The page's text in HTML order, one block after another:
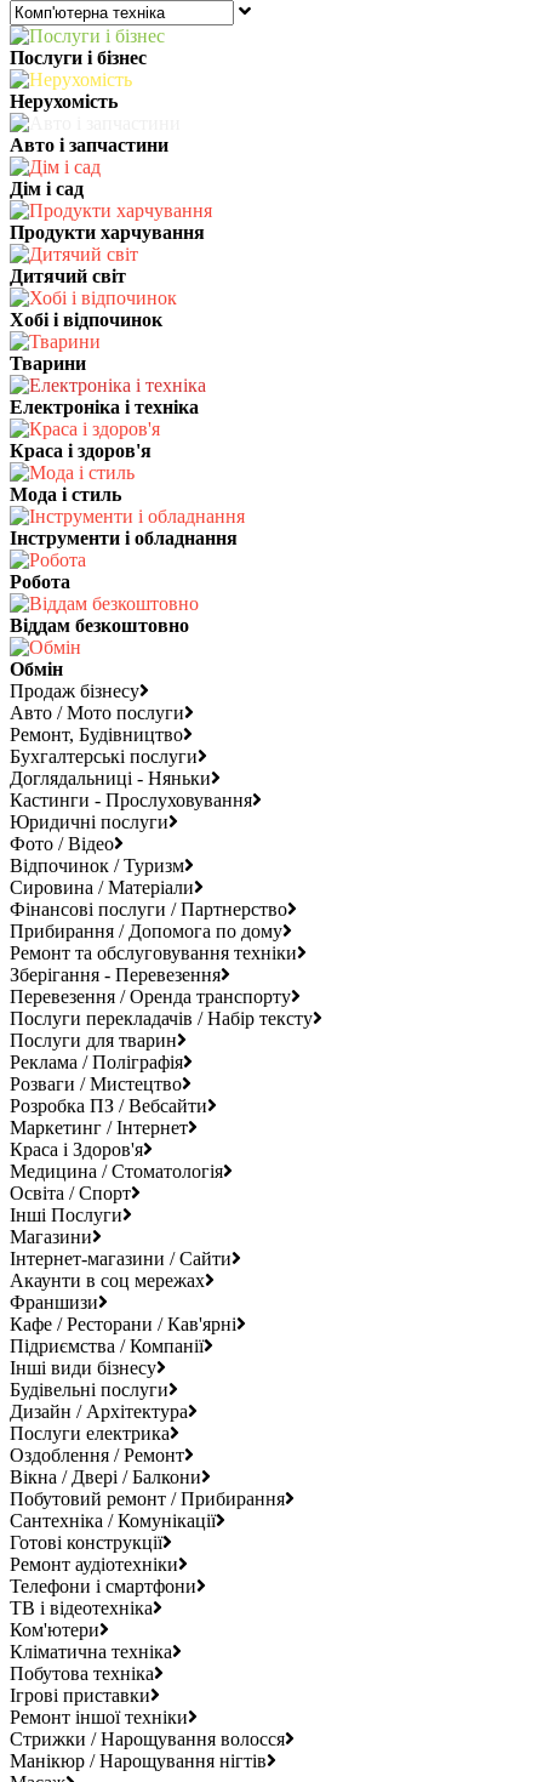
Послуги і бізнес
Нерухомість
Авто і запчастини
Дім і сад
Продукти харчування
Дитячий світ
Хобі і відпочинок
Тварини
Електроніка і техніка
Краса і здоров'я
Мода і стиль
Інструменти і обладнання
Робота
Віддам безкоштовно
Обмін
Продаж бізнесу
Авто / Мото послуги
Ремонт, Будівництво
Бухгалтерські послуги
Доглядальниці - Няньки
Кастинги - Прослуховування
Юридичні послуги
Фото / Відео
Відпочинок / Туризм
Сировина / Матеріали
Фінансові послуги / Партнерство
Прибирання / Допомога по дому
Ремонт та обслуговування техніки
Зберігання - Перевезення
Перевезення / Оренда транспорту
Послуги перекладачів / Набір тексту
Послуги для тварин
Реклама / Поліграфія
Розваги / Мистецтво
Розробка ПЗ / Вебсайти
Маркетинг / Інтернет
Краса і Здоров'я
Медицина / Стоматологія
Освіта / Спорт
Інші Послуги
Магазини
Інтернет-магазини / Сайти
Акаунти в соц мережах
Франшизи
Кафе / Ресторани / Кав'ярні
Підриємства / Компанії
Інші види бізнесу
Будівельні послуги
Дизайн / Архітектура
Послуги електрика
Оздоблення / Ремонт
Вікна / Двері / Балкони
Побутовий ремонт / Прибирання
Сантехніка / Комунікації
Готові конструкції
Ремонт аудіотехніки
Телефони і смартфони
ТВ і відеотехніка
Ком'ютери
Кліматична техніка
Побутова техніка
Ігрові приставки
Ремонт іншої техніки
Стрижки / Нарощування волосся
Манікюр / Нарощування нігтів